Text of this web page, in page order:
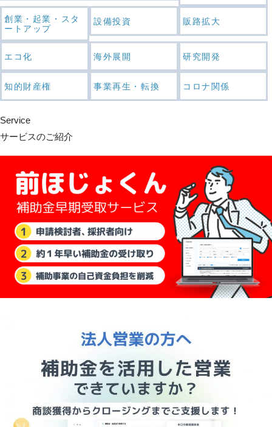
創業・起業・スタ
ートアップ
設備投資 販路拡大
エコ化 海外展開 研究開発
知的財産権 事業再生・転換 コロナ関係
Service
サービスのご紹介